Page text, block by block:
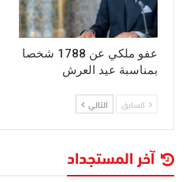
عفو ملكي عن 1788 شخصا
بمناسبة عيد العرش
السابق التالي
آخر المستجداد